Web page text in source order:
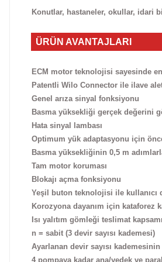
Konutlar, hastaneler, okullar, idari
ÜRÜN AVANTAJLARI
ECM motor teknolojisi sayesinde
Patentli Wilo Connector ile ilave
Genel arıza sinyal fonksiyonu
Basma yüksekliği gerçek değerini
Hata sinyal lambası
Optimum yük adaptasyonu için
Basma yüksekliğinin 0,5 m
Tam motor koruması
Blokajı açma fonksiyonu
Yeşil buton teknolojisi ile kullanıcı
Korozyona dayanım için kataforez
Isı yalıtım gömleği teslimat
n = sabit (3 devir sayısı kademesi)
Ayarlanan devir sayısı
4 pompaya kadar ana/yedek ve